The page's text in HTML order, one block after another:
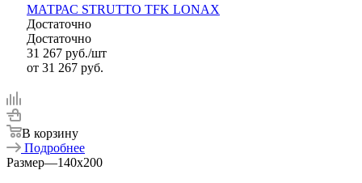
МАТРАС STRUTTO TFK LONAX
Достаточно
Достаточно
31 267 руб./шт
от 31 267 руб.
В корзину
Подробнее
Размер—140x200